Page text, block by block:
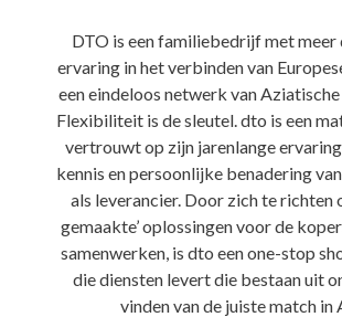
DTO is een familiebedrijf met meer
ervaring in het verbinden van
een eindeloos netwerk van
Flexibiliteit is de sleutel. dto is een
vertrouwt op zijn jarenlange
kennis en persoonlijke benadering
als leverancier. Door zich te richten
gemaakte’ oplossingen voor de
samenwerken, is dto een one-stop
die diensten levert die bestaan uit
vinden van de juiste match in